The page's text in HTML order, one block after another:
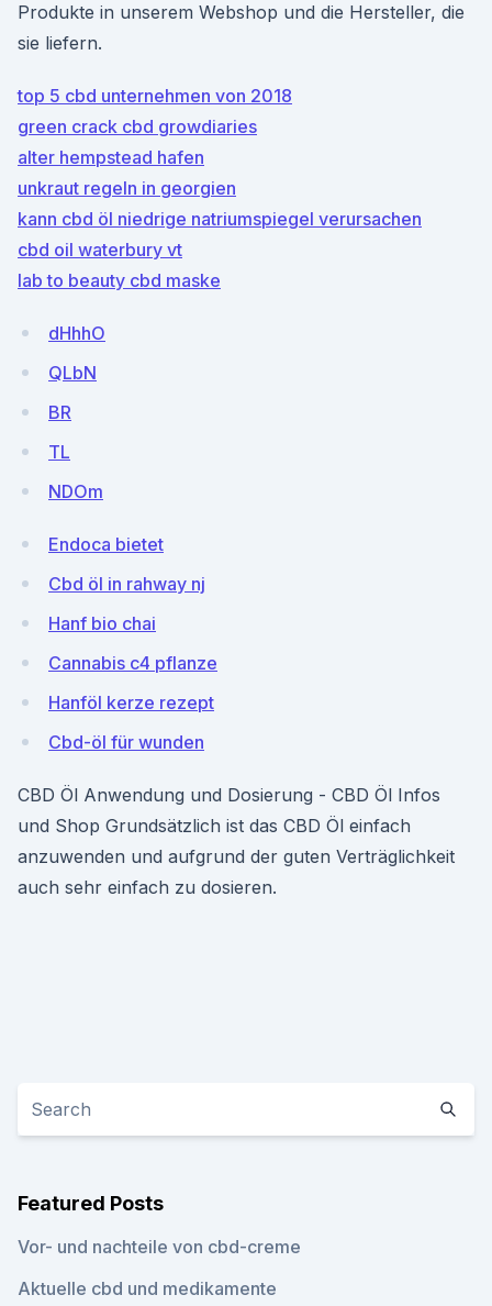
Produkte in unserem Webshop und die Hersteller, die
sie liefern.
top 5 cbd unternehmen von 2018
green crack cbd growdiaries
alter hempstead hafen
unkraut regeln in georgien
kann cbd öl niedrige natriumspiegel verursachen
cbd oil waterbury vt
lab to beauty cbd maske
dHhhO
QLbN
BR
TL
NDOm
Endoca bietet
Cbd öl in rahway nj
Hanf bio chai
Cannabis c4 pflanze
Hanföl kerze rezept
Cbd-öl für wunden
CBD Öl Anwendung und Dosierung - CBD Öl Infos
und Shop Grundsätzlich ist das CBD Öl einfach
anzuwenden und aufgrund der guten Verträglichkeit
auch sehr einfach zu dosieren.
Featured Posts
Vor- und nachteile von cbd-creme
Aktuelle cbd und medikamente